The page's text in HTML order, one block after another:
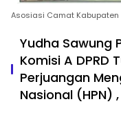
Asosiasi Camat
Yudha Sawung
Komisi A DPRD
Perjuangan
Nasional (HPN)